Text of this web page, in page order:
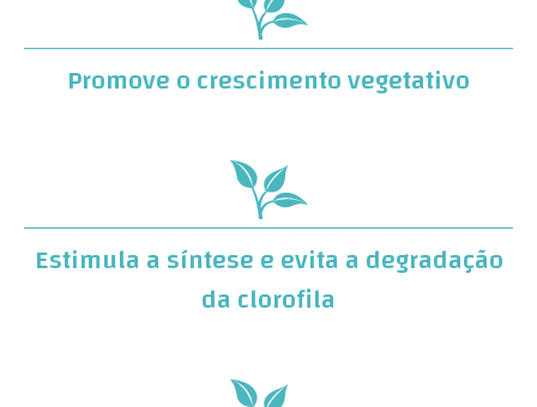
Promove o crescimento vegetativo
Estimula a síntese e evita a degradação
da clorofila